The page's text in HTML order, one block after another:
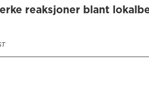
reaksjoner blant